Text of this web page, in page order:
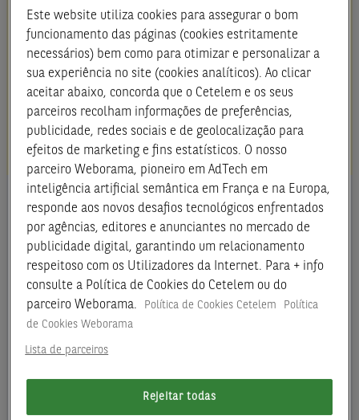
IMPACTOS DA TEMPESTADE
KRISTIN. CONTE CONNOSCO.
Para apoiar os clientes afetados pela tempestade
Kristin e fenómenos hidrológicos subsequentes, o
Governo aprovou um prolongamento da moratória. Veja
a informação em detalhe
aqui
. Fale connosco - hoje e
sempre.
PARA SUA SEGURANÇA,
RECOMENDAMOS:
Nunca aceda a links que levem para
Este website utiliza cookies para assegurar o bom
funcionamento das páginas (cookies estritamente
necessários) bem como para otimizar e personalizar a
sua experiência no site (cookies analíticos). Ao clicar
aceitar abaixo, concorda que o Cetelem e os seus
parceiros recolham informações de preferências,
publicidade, redes sociais e de geolocalização para
efeitos de marketing e fins estatísticos. O nosso
parceiro Weborama, pioneiro em AdTech em
inteligência artificial semântica em França e na Europa,
responde aos novos desafios tecnológicos enfrentados
por agências, editores e anunciantes no mercado de
publicidade digital, garantindo um relacionamento
respeitoso com os Utilizadores da Internet. Para + info
consulte a Política de Cookies do Cetelem ou do
parceiro Weborama.
Política de Cookies Cetelem
Política
de Cookies Weborama
Lista de parceiros
Rejeitar todas